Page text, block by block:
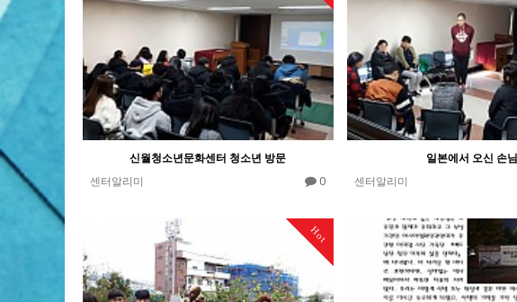
신월청소년문화센터 청소년 방문
센터알리미
0
일본에서 오신 손님
센터알리미
Hot